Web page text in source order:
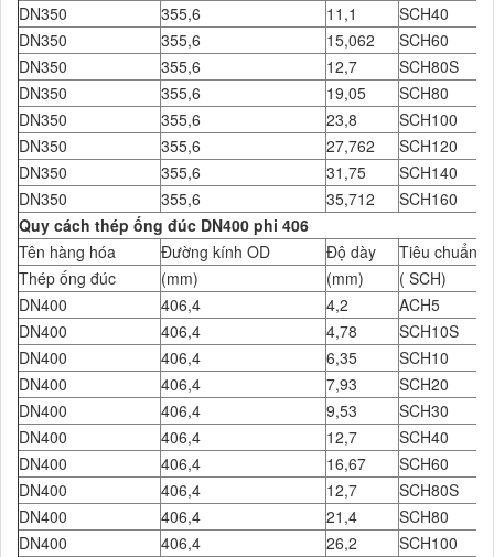
DN350
355,6 11,1
SCH40
DN350
355,6 15,062
SCH60
DN350
355,6 12,7
SCH80S
DN350
355,6 19,05
SCH80
DN350
355,6 23,8
SCH100
DN350
355,6 27,762
SCH120
DN350
355,6 31,75
SCH140
DN350
355,6 35,712
SCH160
Quy cách thép ống đúc DN400 phi 406
Tên hàng hóa
Đường kính OD Độ dày
Tiêu chuẩn
Thép ống đúc
(mm) (mm)
( SCH)
DN400
406,4 4,2
ACH5
DN400
406,4 4,78
SCH10S
DN400
406,4 6,35
SCH10
DN400
406,4 7,93
SCH20
DN400
406,4 9,53
SCH30
DN400
406,4 12,7
SCH40
DN400
406,4 16,67
SCH60
DN400
406,4 12,7
SCH80S
DN400
406,4 21,4
SCH80
DN400
406,4 26,2
SCH100